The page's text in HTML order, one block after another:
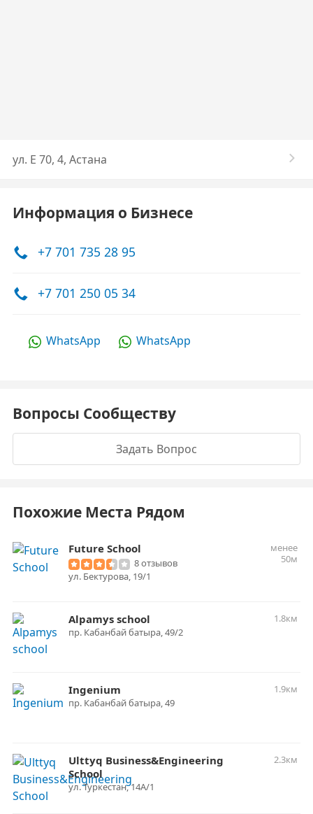
ул. ​Е 70, 4, Астана
Информация о Бизнесе
+7 701 735 28 95
+7 701 250 05 34
WhatsApp WhatsApp
Вопросы Сообществу
Задать Вопрос
Похожие Места Рядом
Future School
менее
50м
8 отзывов
ул. Бектурова, 19/1
Alpamys school
1.8км
пр. Кабанбай батыра, 49/2
Ingenium
1.9км
пр. Кабанбай батыра, 49
Ulttyq Business&Engineering
School
2.3км
​ул. Туркестан, 14А/1